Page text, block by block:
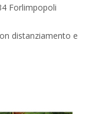
Forlimpopoli
distanziamento e